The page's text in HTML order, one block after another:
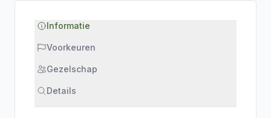
Informatie
Voorkeuren
Gezelschap
Details